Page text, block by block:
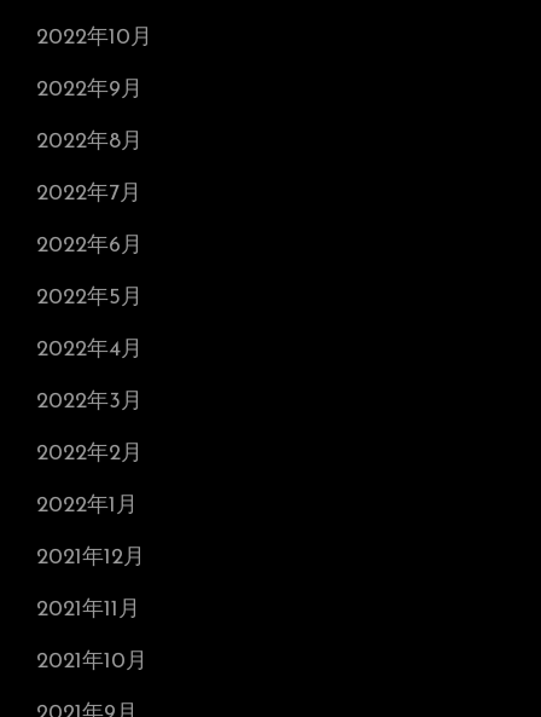
2022年10月
2022年9月
2022年8月
2022年7月
2022年6月
2022年5月
2022年4月
2022年3月
2022年2月
2022年1月
2021年12月
2021年11月
2021年10月